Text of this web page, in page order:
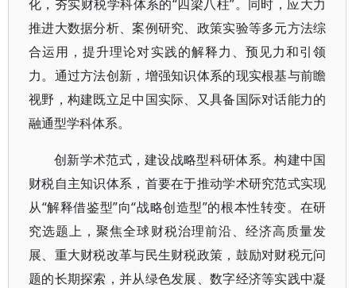
化，夯实财税学科体系的“四梁八柱”。同时，应大力
推进大数据分析、案例研究、政策实验等多元方法综
合运用，提升理论对实践的解释力、预见力和引领
力。通过方法创新，增强知识体系的现实根基与前瞻
视野，构建既立足中国实际、又具备国际对话能力的
融通型学科体系。
创新学术范式，建设战略型科研体系。构建中国
财税自主知识体系，首要在于推动学术研究范式实现
从“解释借鉴型”向“战略创造型”的根本性转变。在研
究选题上，聚焦全球财税治理前沿、经济高质量发
展、重大财税改革与民生财税政策，鼓励对财税元问
题的长期探索，并从绿色发展、数字经济等实践中凝